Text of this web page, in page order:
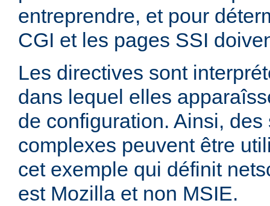
entreprendre, et pour
CGI et les pages SSI
Les directives sont
dans lequel elles
de configuration. Ainsi,
complexes peuvent être
cet exemple qui définit
est Mozilla et non MSIE.